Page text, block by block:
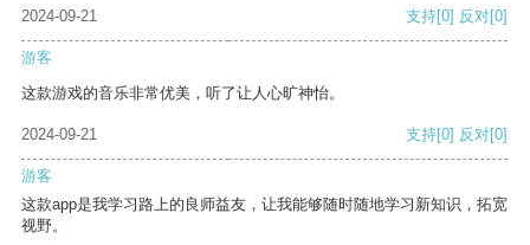
2024-09-21
支持[0] 反对[0]
游客
这款游戏的音乐非常优美，听了让人心旷神怡。
2024-09-21 支持[0] 反对[0]
游客
这款app是我学习路上的良师益友，让我能够随时随地学习新知识，拓宽
视野。